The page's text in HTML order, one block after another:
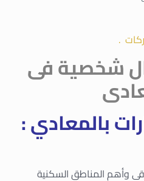
.
شخصية فى
بالمعادي :
وأهم المناطق السكنية